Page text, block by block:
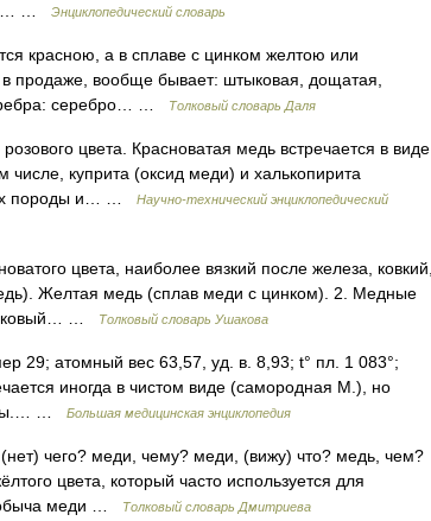
…
Энциклопедический словарь
красною, а в сплаве с цинком желтою или
продаже, вообще бывает: штыковая, дощатая,
серебро… …
Толковый словарь Даля
цвета. Красноватая медь встречается в виде
числе, куприта (оксид меди) и халькопирита
породы и… …
Научно-технический энциклопедический
цвета, наиболее вязкий после железа, ковкий,
Желтая медь (сплав меди с цинком). 2. Медные
…
Толковый словарь Ушакова
29; атомный вес 63,57, уд. в. 8,93; t° пл. 1 083°;
иногда в чистом виде (самородная М.), но
…
Большая медицинская энциклопедия
чего? меди, чему? меди, (вижу) что? медь, чем?
цвета, который часто используется для
меди …
Толковый словарь Дмитриева